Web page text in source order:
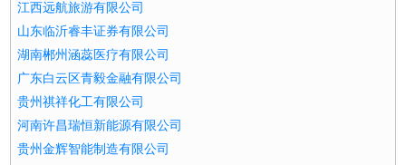
江西远航旅游有限公司
山东临沂睿丰证券有限公司
湖南郴州涵蕊医疗有限公司
广东白云区青毅金融有限公司
贵州祺祥化工有限公司
河南许昌瑞恒新能源有限公司
贵州金辉智能制造有限公司